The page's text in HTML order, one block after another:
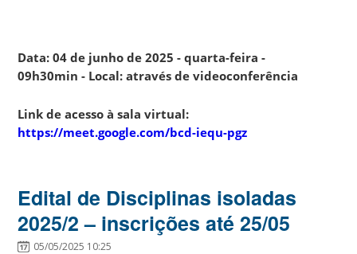
Data: 04 de junho de 2025 - quarta-feira -
09h30min - Local: através de videoconferência
Link de acesso à sala virtual:
https://meet.google.com/bcd-iequ-pgz
Edital de Disciplinas isoladas
2025/2 – inscrições até 25/05
05/05/2025 10:25